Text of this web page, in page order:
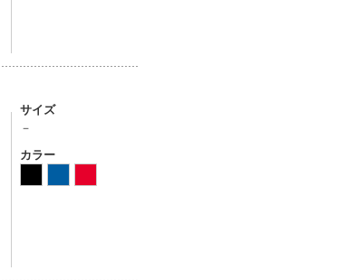
サイズ
－
カラー